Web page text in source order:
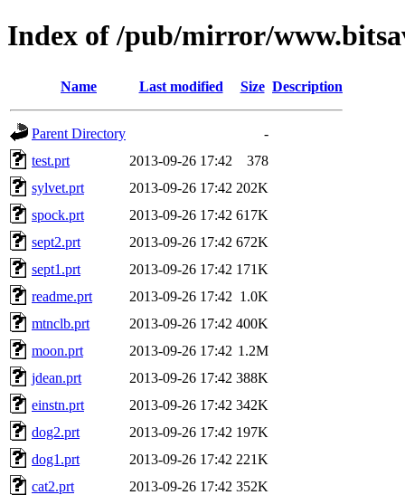
Index of /pub/mirror/
Name Last modified Size Description
Parent Directory
-
test.prt
2013-09-26 17:42
378
sylvet.prt
2013-09-26 17:42 202K
spock.prt
2013-09-26 17:42 617K
sept2.prt
2013-09-26 17:42 672K
sept1.prt
2013-09-26 17:42 171K
readme.prt
2013-09-26 17:42 1.0K
mtnclb.prt
2013-09-26 17:42 400K
moon.prt
2013-09-26 17:42 1.2M
jdean.prt
2013-09-26 17:42 388K
einstn.prt
2013-09-26 17:42 342K
dog2.prt
2013-09-26 17:42 197K
dog1.prt
2013-09-26 17:42 221K
cat2.prt
2013-09-26 17:42 352K